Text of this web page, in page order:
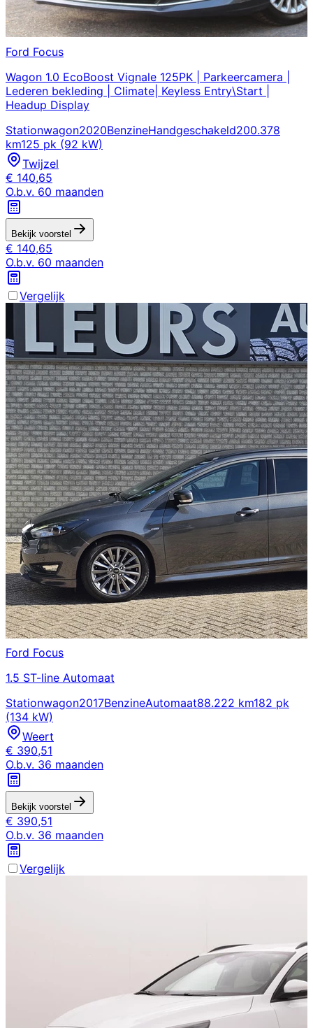
Ford Focus
Wagon 1.0 EcoBoost Vignale 125PK | Parkeercamera |
Lederen bekleding | Climate| Keyless Entry\Start |
Headup Display
Stationwagon2020BenzineHandgeschakeld200.378
km125 pk (92 kW)
Twijzel
€ 140,65
O.b.v. 60 maanden
Bekijk voorstel
€ 140,65
O.b.v. 60 maanden
Vergelijk
Ford Focus
1.5 ST-line Automaat
Stationwagon2017BenzineAutomaat88.222 km182 pk
(134 kW)
Weert
€ 390,51
O.b.v. 36 maanden
Bekijk voorstel
€ 390,51
O.b.v. 36 maanden
Vergelijk